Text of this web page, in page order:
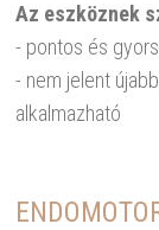
Az eszköznek
- pontos és
- nem jelent
alkalmazható